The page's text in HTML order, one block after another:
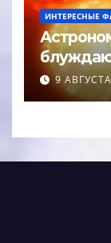
ИНТЕРЕСНЫЕ
9